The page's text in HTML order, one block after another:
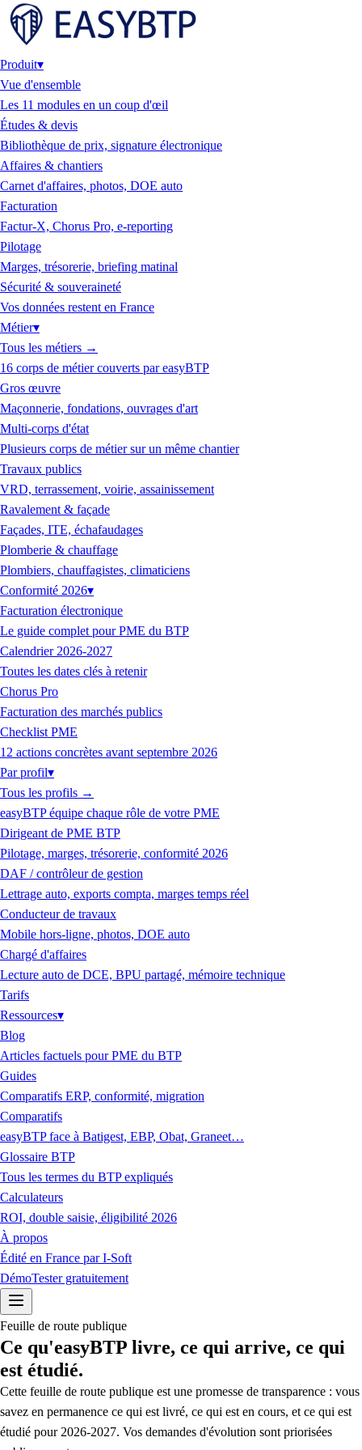
Produit▾
Vue d'ensemble
Les 11 modules en un coup d'œil
Études & devis
Bibliothèque de prix, signature électronique
Affaires & chantiers
Carnet d'affaires, photos, DOE auto
Facturation
Factur-X, Chorus Pro, e-reporting
Pilotage
Marges, trésorerie, briefing matinal
Sécurité & souveraineté
Vos données restent en France
Métier▾
Tous les métiers →
16 corps de métier couverts par easyBTP
Gros œuvre
Maçonnerie, fondations, ouvrages d'art
Multi-corps d'état
Plusieurs corps de métier sur un même chantier
Travaux publics
VRD, terrassement, voirie, assainissement
Ravalement & façade
Façades, ITE, échafaudages
Plomberie & chauffage
Plombiers, chauffagistes, climaticiens
Conformité 2026▾
Facturation électronique
Le guide complet pour PME du BTP
Calendrier 2026-2027
Toutes les dates clés à retenir
Chorus Pro
Facturation des marchés publics
Checklist PME
12 actions concrètes avant septembre 2026
Par profil▾
Tous les profils →
easyBTP équipe chaque rôle de votre PME
Dirigeant de PME BTP
Pilotage, marges, trésorerie, conformité 2026
DAF / contrôleur de gestion
Lettrage auto, exports compta, marges temps réel
Conducteur de travaux
Mobile hors-ligne, photos, DOE auto
Chargé d'affaires
Lecture auto de DCE, BPU partagé, mémoire technique
Tarifs
Ressources▾
Blog
Articles factuels pour PME du BTP
Guides
Comparatifs ERP, conformité, migration
Comparatifs
easyBTP face à Batigest, EBP, Obat, Graneet…
Glossaire BTP
Tous les termes du BTP expliqués
Calculateurs
ROI, double saisie, éligibilité 2026
À propos
Édité en France par I-Soft
DémoTester gratuitement
Feuille de route publique
Ce qu'easyBTP livre, ce qui arrive, ce qui
est étudié.
Cette feuille de route publique est une promesse de transparence : vous
savez en permanence ce qui est livré, ce qui est en cours, et ce qui est
étudié pour 2026-2027. Vos demandes d'évolution sont priorisées